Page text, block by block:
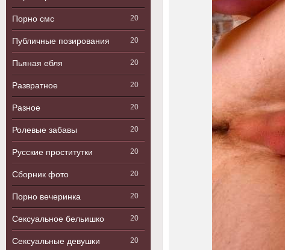
Порно смс 20
Публичные позирования 20
Пьяная ебля 20
Развратное 20
Разное 20
Ролевые забавы 20
Русские проститутки 20
Сборник фото 20
Порно вечеринка 20
Сексуальное бельишко 20
Сексуальные девушки 20